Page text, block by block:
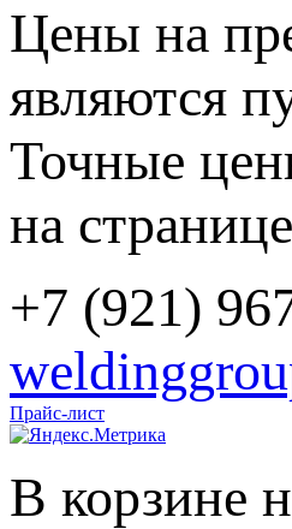
Цены на
являются
Точные
на
+7 (921)
Прайс-лист
В корзине